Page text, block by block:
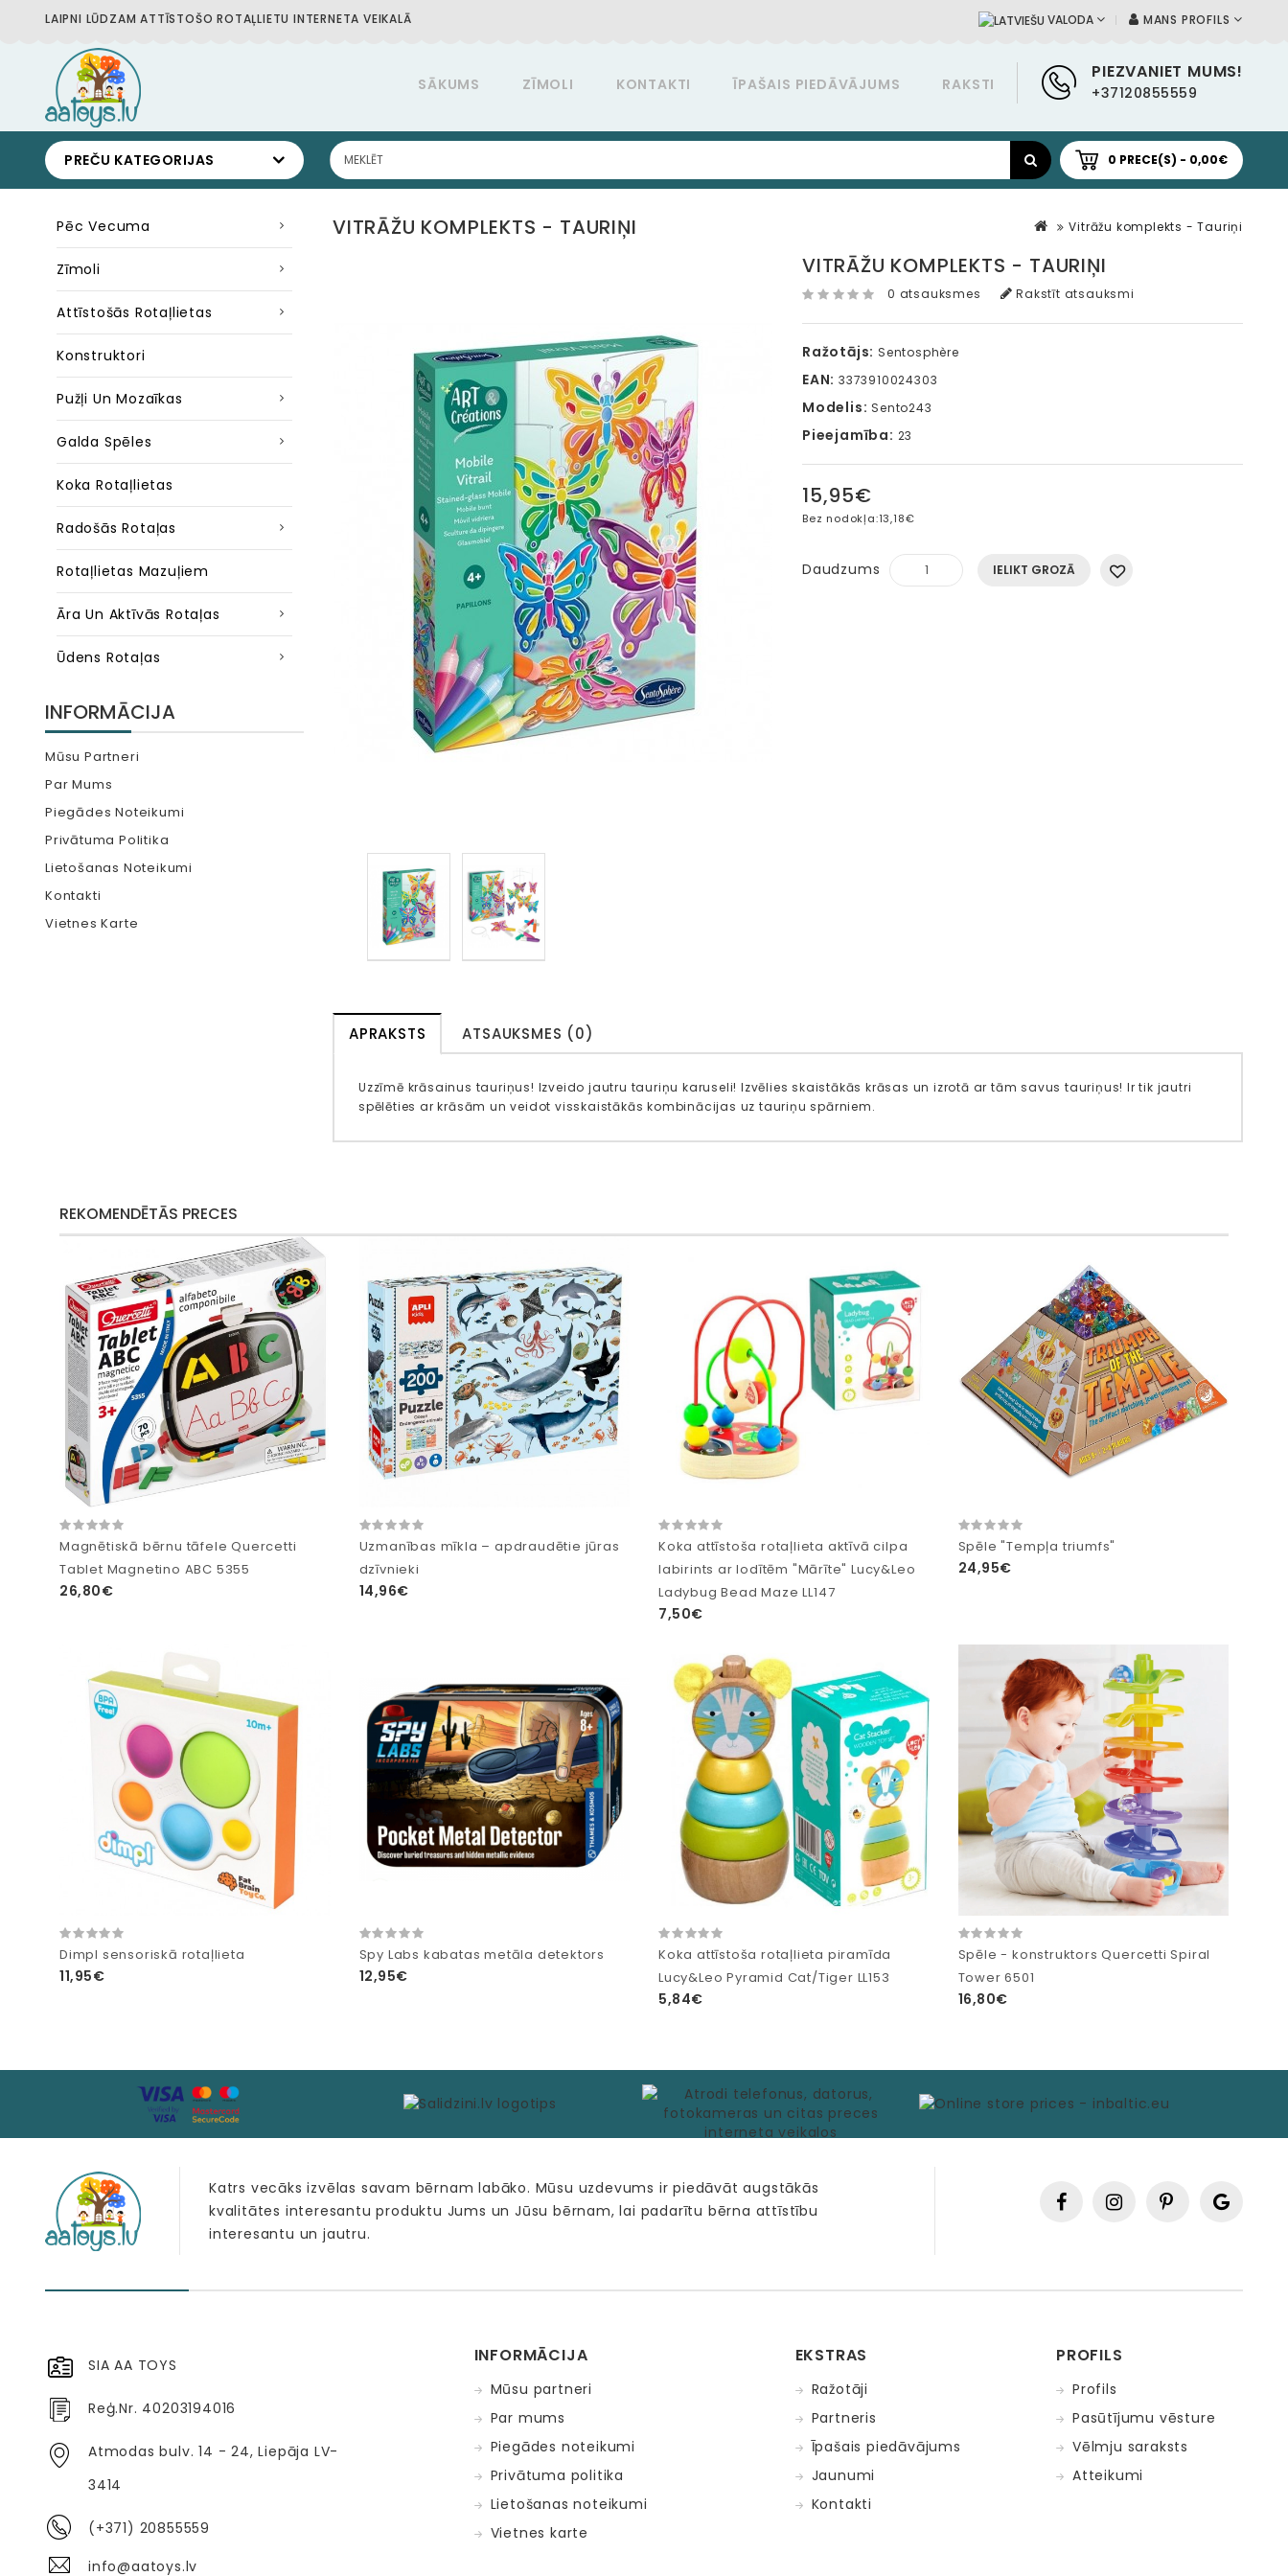
LAIPNI LŪDZAM ATTĪSTOŠO ROTAĻLIETU INTERNETA VEIKALĀ MANS PROFILS
VALODA
PIEZVANIET MUMS!
+37120855559
SĀKUMS ZĪMOLI KONTAKTI ĪPAŠAIS PIEDĀVĀJUMS RAKSTI
PREČU KATEGORIJAS 0 PRECE(S) - 0,00€
Pēc Vecuma
Zīmoli
Attīstošās Rotaļlietas
Konstruktori
Pužļi Un Mozaīkas
Galda Spēles
Koka Rotaļlietas
Radošās Rotaļas
Rotaļlietas Mazuļiem
Āra Un Aktīvās Rotaļas
Ūdens Rotaļas
INFORMĀCIJA
Mūsu Partneri
Par Mums
Piegādes Noteikumi
Privātuma Politika
Lietošanas Noteikumi
Kontakti
Vietnes Karte
Vitrāžu komplekts - Tauriņi
VITRĀŽU KOMPLEKTS - TAURIŅI
VITRĀŽU KOMPLEKTS - TAURIŅI
0 atsauksmes Rakstīt atsauksmi
Ražotājs: Sentosphère
EAN: 3373910024303
Modelis: Sento243
Pieejamība: 23
15,95€
Bez nodokļa:13,18€
Daudzums IELIKT GROZĀ
APRAKSTS ATSAUKSMES (0)
Uzzīmē krāsainus tauriņus! Izveido jautru tauriņu karuseli! Izvēlies skaistākās krāsas un izrotā ar tām savus tauriņus! Ir tik jautri
spēlēties ar krāsām un veidot visskaistākās kombinācijas uz tauriņu spārniem.
REKOMENDĒTĀS PRECES
Magnētiskā bērnu tāfele Quercetti
Tablet Magnetino ABC 5355
26,80€
Uzmanības mīkla – apdraudētie jūras
dzīvnieki
14,96€
Koka attīstoša rotaļlieta aktīvā cilpa
labirints ar lodītēm "Mārīte" Lucy&Leo
Ladybug Bead Maze LL147
7,50€
Spēle "Tempļa triumfs"
24,95€
Dimpl sensoriskā rotaļlieta
11,95€
Spy Labs kabatas metāla detektors
12,95€
Koka attīstoša rotaļlieta piramīda
Lucy&Leo Pyramid Cat/Tiger LL153
5,84€
Spēle - konstruktors Quercetti Spiral
Tower 6501
16,80€
Katrs vecāks izvēlas savam bērnam labāko. Mūsu uzdevums ir piedāvāt augstākās
kvalitātes interesantu produktu Jums un Jūsu bērnam, lai padarītu bērna attīstību
interesantu un jautru.
SIA AA TOYS
Reģ.Nr. 40203194016
Atmodas bulv. 14 - 24, Liepāja LV-
3414
(+371) 20855559
info@aatoys.lv
INFORMĀCIJA
Mūsu partneri
Par mums
Piegādes noteikumi
Privātuma politika
Lietošanas noteikumi
Vietnes karte
EKSTRAS
Ražotāji
Partneris
Īpašais piedāvājums
Jaunumi
Kontakti
PROFILS
Profils
Pasūtījumu vēsture
Vēlmju saraksts
Atteikumi